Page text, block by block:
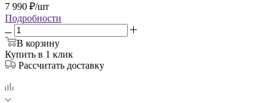
7 990 ₽/шт
Подробности
В корзину
Купить в 1 клик
Рассчитать доставку